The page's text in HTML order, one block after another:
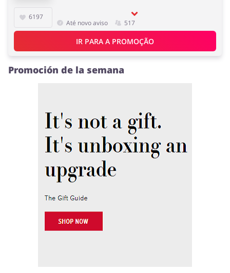
6197
Até novo aviso 517
IR PARA A PROMOÇÃO
Promoción de la semana